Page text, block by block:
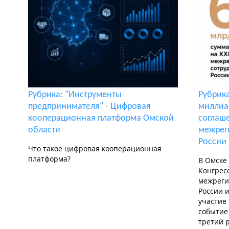
Рубрика: "Инструменты
предпринимателя" - Цифровая
кооперационная платформа Омской
области
Что такое цифровая кооперационная
платформа?
России
В Омске
России
третий